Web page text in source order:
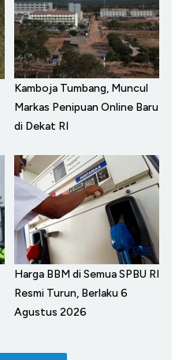
Kamboja Tumbang, Muncul
Markas Penipuan Online Baru
di Dekat RI
Harga BBM di Semua SPBU RI
Resmi Turun, Berlaku 6
Agustus 2026